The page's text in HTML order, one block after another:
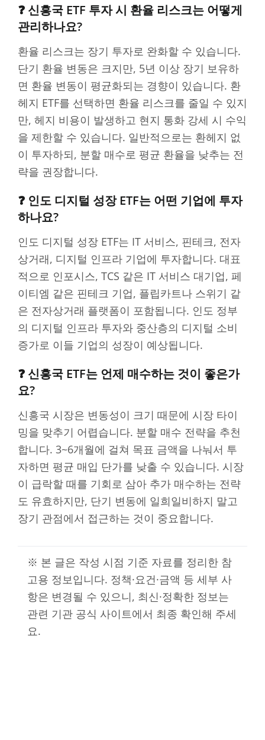
❓ 신흥국 ETF 투자 시 환율 리스크는 어떻게
관리하나요?
환율 리스크는 장기 투자로 완화할 수 있습니다.
단기 환율 변동은 크지만, 5년 이상 장기 보유하
면 환율 변동이 평균화되는 경향이 있습니다. 환
헤지 ETF를 선택하면 환율 리스크를 줄일 수 있지
만, 헤지 비용이 발생하고 현지 통화 강세 시 수익
을 제한할 수 있습니다. 일반적으로는 환헤지 없
이 투자하되, 분할 매수로 평균 환율을 낮추는 전
략을 권장합니다.
❓ 인도 디지털 성장 ETF는 어떤 기업에 투자
하나요?
인도 디지털 성장 ETF는 IT 서비스, 핀테크, 전자
상거래, 디지털 인프라 기업에 투자합니다. 대표
적으로 인포시스, TCS 같은 IT 서비스 대기업, 페
이티엠 같은 핀테크 기업, 플립카트나 스위기 같
은 전자상거래 플랫폼이 포함됩니다. 인도 정부
의 디지털 인프라 투자와 중산층의 디지털 소비
증가로 이들 기업의 성장이 예상됩니다.
❓ 신흥국 ETF는 언제 매수하는 것이 좋은가
요?
신흥국 시장은 변동성이 크기 때문에 시장 타이
밍을 맞추기 어렵습니다. 분할 매수 전략을 추천
합니다. 3~6개월에 걸쳐 목표 금액을 나눠서 투
자하면 평균 매입 단가를 낮출 수 있습니다. 시장
이 급락할 때를 기회로 삼아 추가 매수하는 전략
도 유효하지만, 단기 변동에 일희일비하지 말고
장기 관점에서 접근하는 것이 중요합니다.
※ 본 글은 작성 시점 기준 자료를 정리한 참
고용 정보입니다. 정책·요건·금액 등 세부 사
항은 변경될 수 있으니, 최신·정확한 정보는
관련 기관 공식 사이트에서 최종 확인해 주세
요.